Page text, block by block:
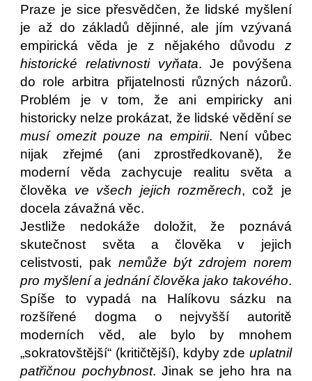
Praze je sice přesvědčen, že lidské myšlení
je až do základů dějinné, ale jím vzývaná
empirická věda je z nějakého důvodu z
historické relativnosti vyňata. Je povýšena
do role arbitra přijatelnosti různých názorů.
Problém je v tom, že ani empiricky ani
historicky nelze prokázat, že lidské vědění se
musí omezit pouze na empirii. Není vůbec
nijak zřejmé (ani zprostředkovaně), že
moderní věda zachycuje realitu světa a
člověka ve všech jejich rozměrech, což je
docela závažná věc.
Jestliže nedokáže doložit, že poznává
skutečnost světa a člověka v jejich
celistvosti, pak nemůže být zdrojem norem
pro myšlení a jednání člověka jako takového.
Spíše to vypadá na Halíkovu sázku na
rozšířené dogma o nejvyšší autoritě
moderních věd, ale bylo by mnohem
„sokratovštější“ (kritičtější), kdyby zde uplatnil
patřičnou pochybnost. Jinak se jeho hra na